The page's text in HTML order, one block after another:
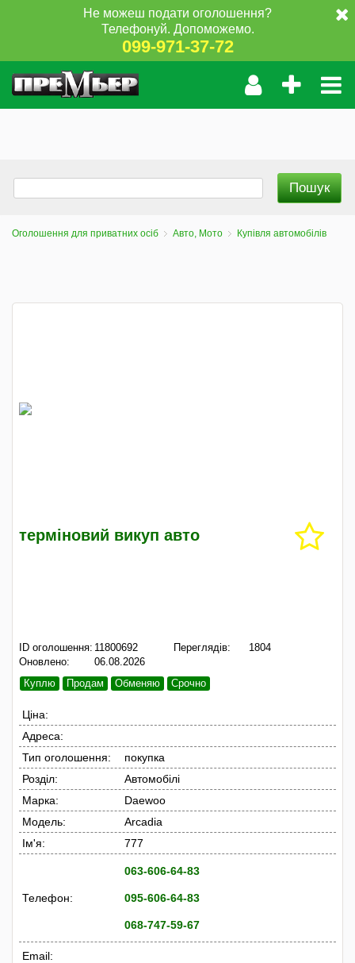
Не можеш подати оголошення?
Телефонуй. Допоможемо.
099-971-37-72
Оголошення для приватних осіб Авто, Мото Купівля автомобілів
терміновий викуп авто
ID оголошення: 11800692
Оновлено:
06.08.2026
Переглядів: 1804
Куплю Продам Обменяю Срочно
Ціна:
Адреса:
Тип оголошення:
покупка
Розділ:
Автомобілі
Марка:
Daewoo
Модель:
Arcadia
Ім'я:
777
Телефон:
063-606-64-83
095-606-64-83
068-747-59-67
Email: